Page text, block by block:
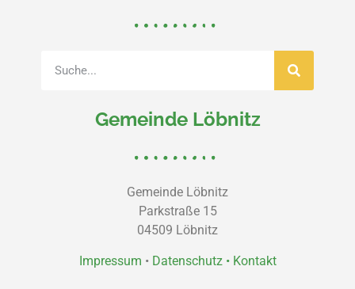
Gemeinde Löbnitz
Gemeinde Löbnitz
Parkstraße 15
04509 Löbnitz
Impressum • Datenschutz • Kontakt